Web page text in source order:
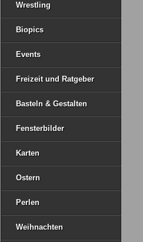
Wrestling
Biopics
Events
Freizeit und Ratgeber
Basteln & Gestalten
Fensterbilder
Karten
Ostern
Perlen
Weihnachten